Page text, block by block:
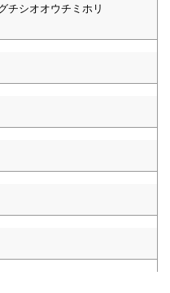
チシオオウチミホリ